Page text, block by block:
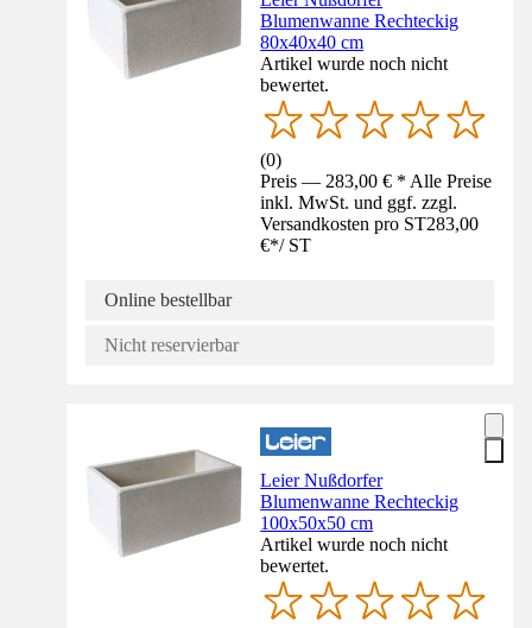
Blumenwanne Rechteckig
80x40x40 cm
Artikel wurde noch nicht
bewertet.
(0)
Preis — 283,00 € * Alle Preise
inkl. MwSt. und ggf. zzgl.
Versandkosten pro ST283,00
€*/ ST
Online bestellbar
Nicht reservierbar
Leier Nußdorfer
Blumenwanne Rechteckig
100x50x50 cm
Artikel wurde noch nicht
bewertet.